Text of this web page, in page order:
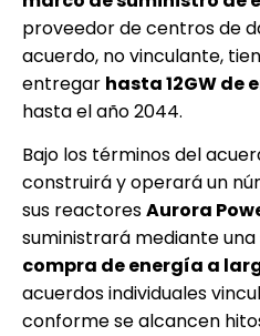
proveedor de centros de
acuerdo, no vinculante,
entregar hasta 12GW de
hasta el año 2044.
Bajo los términos del
construirá y operará un
sus reactoresAurora
suministrará mediante una
compra de energía a
acuerdos individuales
conforme se alcancen